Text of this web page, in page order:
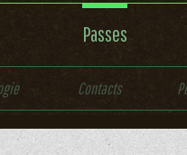
Passes
Contacts